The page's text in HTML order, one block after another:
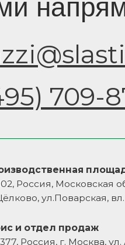
продаж
г. Москва, ул. Академика
Московская область,
вл. 1